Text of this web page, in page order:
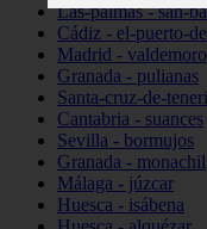
Las-palmas - san-
Cádiz - el-puerto-
Madrid - valdemoro
Granada - pulianas
Santa-cruz-de-
Cantabria - suances
Sevilla - bormujos
Granada - monachil
Málaga - júzcar
Huesca - isábena